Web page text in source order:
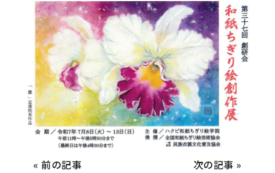
« 前の記事 次の記事 »